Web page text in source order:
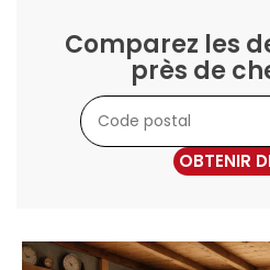
Comparez les
près de
OBTENIR